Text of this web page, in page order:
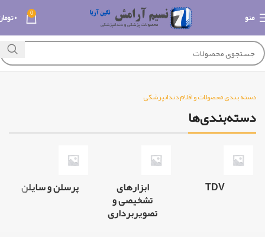
منو 0 ۰
دسته بندی محصولات و اقلام دندانپزشکی
دسته‌بندی‌ها
TDV ابزارهای
تشخیصی و
تصویربرداری
پرسلن و سایلن